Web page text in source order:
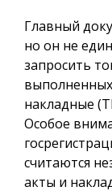
Главный
но он не
запросить
накладные
Особое
считаются
акты и